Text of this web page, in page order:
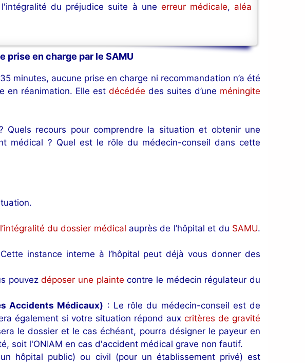
du préjudice suite à une erreur médicale, aléa
prise en charge par le SAMU
minutes, aucune prise en charge ni recommandation n’a été
en réanimation. Elle est décédée des suites d’une méningite
recours pour comprendre la situation et obtenir une
médical ? Quel est le rôle du médecin-conseil dans cette
du dossier médical auprès de l’hôpital et du SAMU.
instance interne à l’hôpital peut déjà vous donner des
pouvezdéposer une plainte contre le médecin régulateur du
Accidents Médicaux) : Le rôle du médecin-conseil est de
également si votre situation répond aux critères de gravité
le dossier et le cas échéant, pourra désigner le payeur en
soit l'ONIAM en cas d'accident médical grave non fautif.
hôpital public) ou civil (pour un établissement privé) est